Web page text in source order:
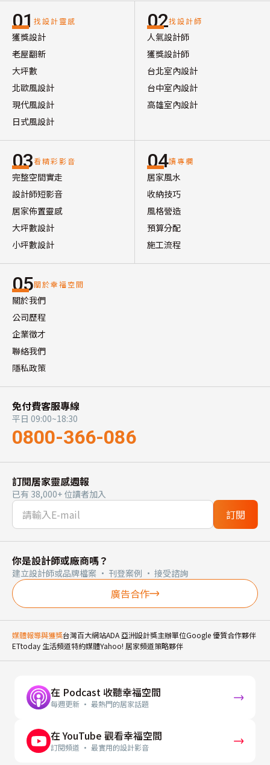
01 找設計靈感
獲獎設計
老屋翻新
大坪數
北歐風設計
現代風設計
日式風設計
02找設計師
人氣設計師
獲獎設計師
台北室內設計
台中室內設計
高雄室內設計
03看精彩影音
完整空間實走
設計師短影音
居家佈置靈感
大坪數設計
小坪數設計
04讀專欄
居家風水
收納技巧
風格營造
預算分配
施工流程
05關於幸福空間
關於我們
公司歷程
企業徵才
聯絡我們
隱私政策
免付費客服專線
平日 09:00~18:30
0800-366-086
訂閱居家靈感週報
已有 38,000+ 位讀者加入
訂閱
你是設計師或廠商嗎？
建立設計師或品牌檔案 · 刊登案例 · 接受諮詢
廣告合作
媒體報導與獲獎台灣百大網站ADA 亞洲設計獎主辦單位Google 優質合作夥伴
ETtoday 生活頻道特約媒體Yahoo! 居家頻道策略夥伴
在 Podcast 收聽幸福空間
每週更新 · 最熱門的居家話題
在 YouTube 觀看幸福空間
訂閱頻道 · 最實用的設計影音